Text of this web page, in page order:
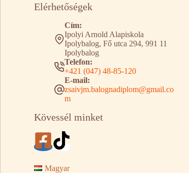
Elérhetőségek
Cím:
Ipolyi Arnold Alapiskola
Ipolybalog, Fő utca 294, 991 11
Ipolybalog
Telefon:
+421 (047) 48-85-120
E-mail:
zsaivjm.balognadiplom@gmail.co
m
Kövessél minket
Magyar